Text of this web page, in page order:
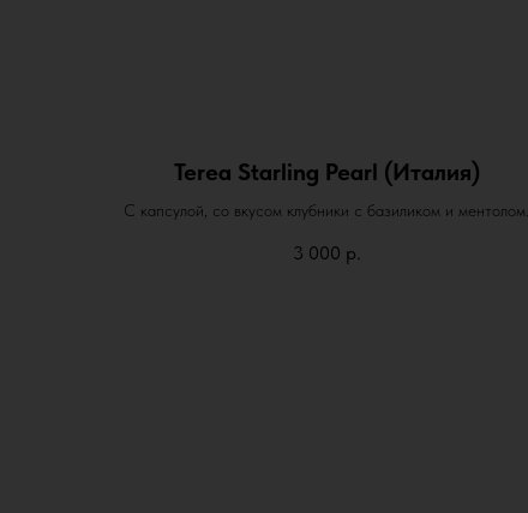
Terea Starling Pearl (Италия)
С капсулой, со вкусом клубники с базиликом и ментолом.
3 000 р.